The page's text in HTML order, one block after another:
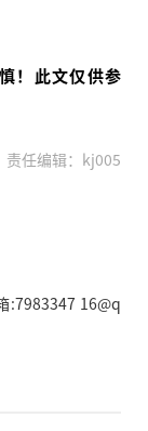
！此文仅供参
责任编辑：kj005
:7983347 16@q